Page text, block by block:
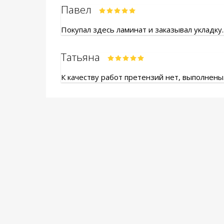
Павел
Покупал здесь ламинат и заказывал
Татьяна
К качеству работ претензий нет,